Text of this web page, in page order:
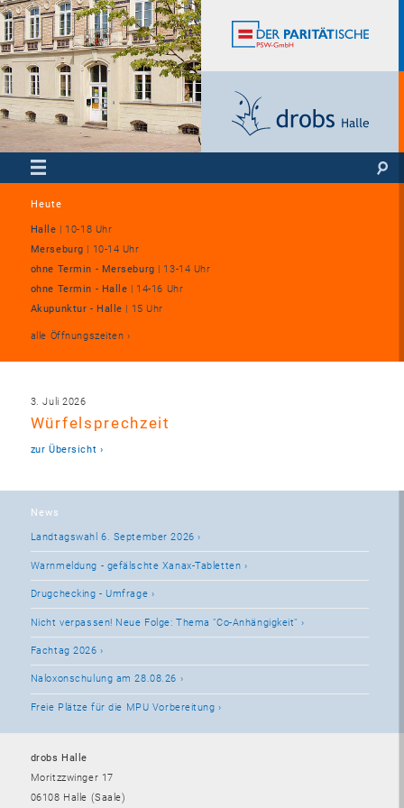
Heute
Halle | 10-18 Uhr
Merseburg | 10-14 Uhr
ohne Termin - Merseburg | 13-14 Uhr
ohne Termin - Halle | 14-16 Uhr
Akupunktur - Halle | 15 Uhr
alle Öffnungszeiten
3. Juli 2026
Würfelsprechzeit
zur Übersicht
News
Landtagswahl 6. September 2026
Warnmeldung - gefälschte Xanax-Tabletten
Drugchecking - Umfrage
Nicht verpassen! Neue Folge: Thema "Co-Anhängigkeit"
Fachtag 2026
Naloxonschulung am 28.08.26
Freie Plätze für die MPU Vorbereitung
drobs Halle
Moritzzwinger 17
06108 Halle (Saale)